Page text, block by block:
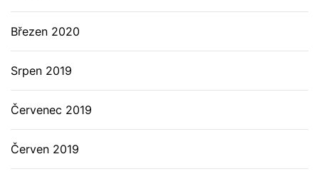
Březen 2020
Srpen 2019
Červenec 2019
Červen 2019